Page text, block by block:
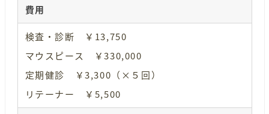
費用
検査・診断 ￥13,750
マウスピース ￥330,000
定期健診 ￥3,300（×５回）
リテーナー ￥5,500